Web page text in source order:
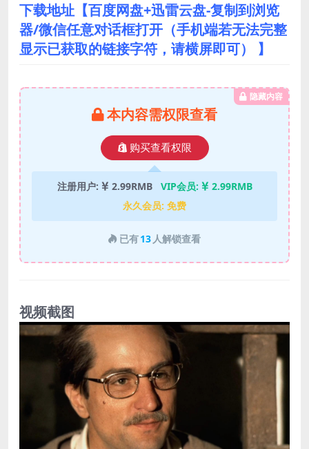
下载地址【百度网盘+迅雷云盘-复制到浏览
器/微信任意对话框打开（手机端若无法完整
显示已获取的链接字符，请横屏即可） 】
隐藏内容
本内容需权限查看
购买查看权限
注册用户: 2.99RMB VIP会员:
2.99RMB
永久会员: 免费
已有13 人解锁查看
视频截图